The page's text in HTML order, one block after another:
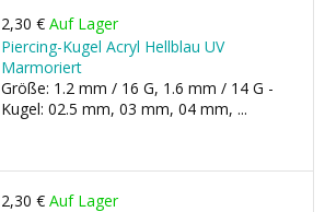
2,30 € Auf Lager
Piercing-Kugel Acryl Hellblau UV
Marmoriert
Größe: 1.2 mm / 16 G, 1.6 mm / 14 G -
Kugel: 02.5 mm, 03 mm, 04 mm, ...
2,30 € Auf Lager